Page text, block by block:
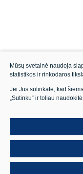
Mūsų svetainė naudoja
statistikos ir rinkodaros
Jei Jūs sutinkate, kad
„Sutinku“ ir toliau